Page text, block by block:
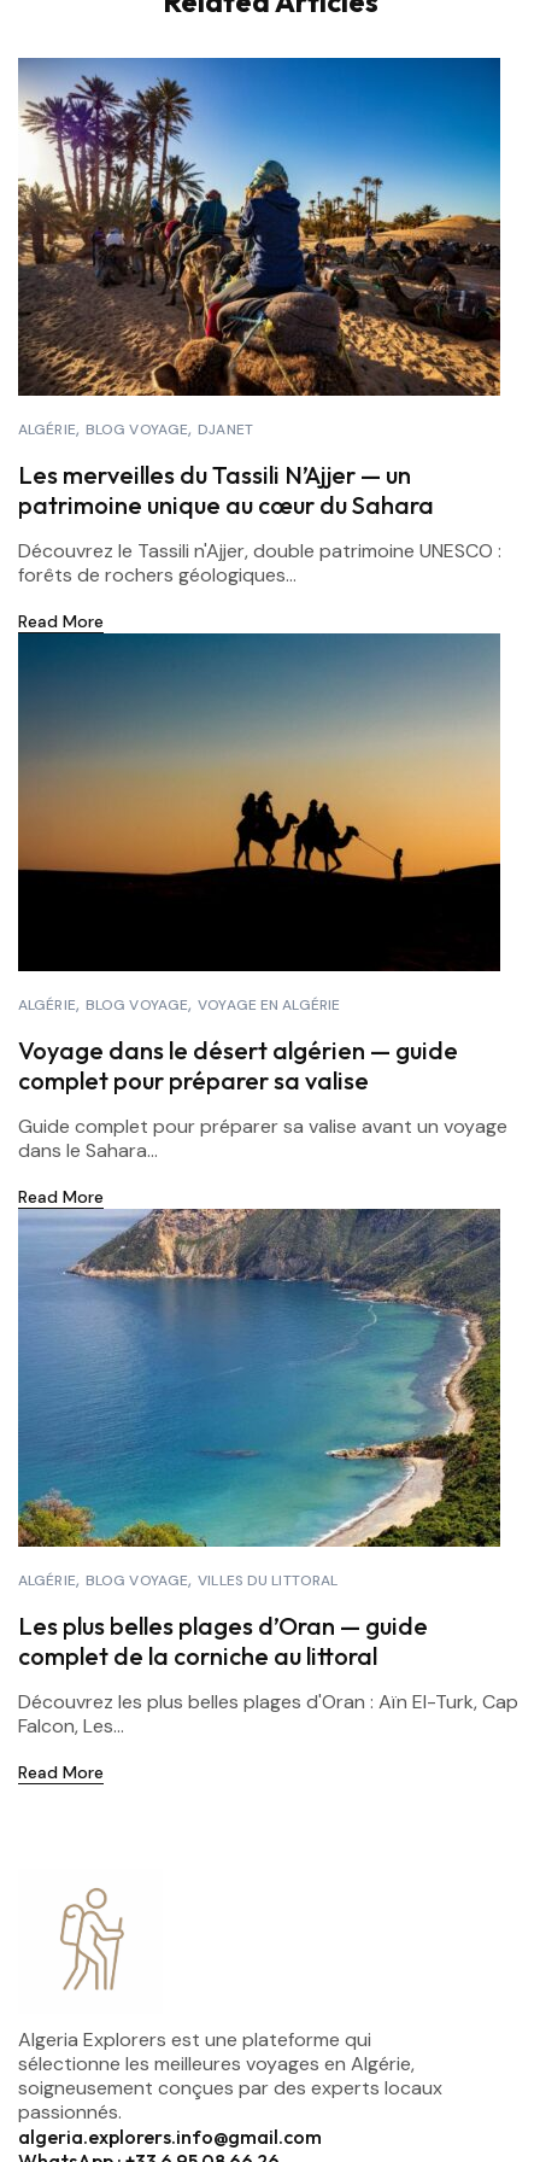
Lunettes de soleil
Sandales ou chaussures respirantes
Maillot de bain (mer agréable en été)
✔️ Conclusion rapide
Hiver : doux mais humide → vêtements chauds + pluie
Été : chaud et ensoleillé → vêtements légers +
ALGÉRIE BLOG VOYAGE DJANET
Les merveilles du Tassili N’Ajjer — un
patrimoine unique au cœur du Sahara
Découvrez le Tassili n'Ajjer, double patrimoine UNESCO :
forêts de rochers géologiques...
Read More
ALGÉRIE BLOG VOYAGE VOYAGE EN ALGÉRIE
Voyage dans le désert algérien — guide
complet pour préparer sa valise
Guide complet pour préparer sa valise avant un voyage
dans le Sahara...
Read More
ALGÉRIE BLOG VOYAGE VILLES DU LITTORAL
Les plus belles plages d’Oran — guide
complet de la corniche au littoral
Découvrez les plus belles plages d'Oran : Aïn El-Turk, Cap
Falcon, Les...
Read More
Algeria Explorers est une plateforme qui
sélectionne les meilleures voyages en Algérie,
soigneusement conçues par des experts locaux
passionnés.
algeria.explorers.info@gmail.com